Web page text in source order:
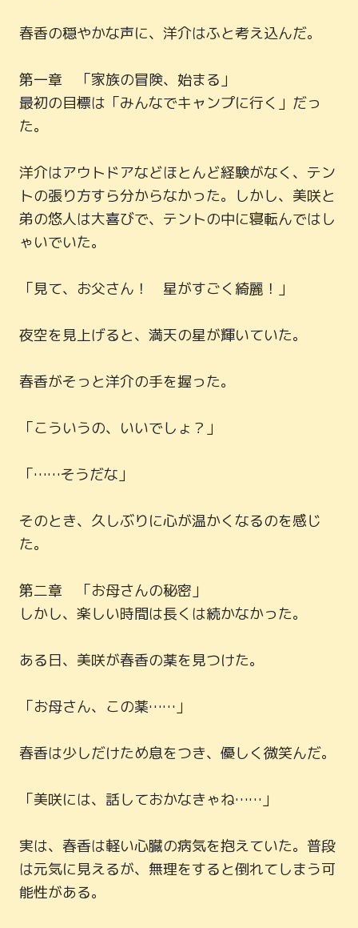
春香の穏やかな声に、洋介はふと考え込んだ。
第一章　「家族の冒険、始まる」
最初の目標は「みんなでキャンプに行く」だっ
た。
洋介はアウトドアなどほとんど経験がなく、テン
トの張り方すら分からなかった。しかし、美咲と
弟の悠人は大喜びで、テントの中に寝転んではし
ゃいでいた。
「見て、お父さん！　星がすごく綺麗！」
夜空を見上げると、満天の星が輝いていた。
春香がそっと洋介の手を握った。
「こういうの、いいでしょ？」
「……そうだな」
そのとき、久しぶりに心が温かくなるのを感じ
た。
第二章　「お母さんの秘密」
しかし、楽しい時間は長くは続かなかった。
ある日、美咲が春香の薬を見つけた。
「お母さん、この薬……」
春香は少しだけため息をつき、優しく微笑んだ。
「美咲には、話しておかなきゃね……」
実は、春香は軽い心臓の病気を抱えていた。普段
は元気に見えるが、無理をすると倒れてしまう可
能性がある。